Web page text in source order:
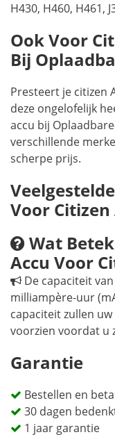
H430, H460, H461,
Ook Voor
Bij
Presteert je citizen
deze ongelofelijk
accu bij
verschillende
scherpe prijs.
Voor Citizen
Wat
Accu Voor
De capaciteit
milliampère-uur
capaciteit zullen
voorzien voordat u
Garantie
Bestellen en
30 dagen
1 jaar garantie